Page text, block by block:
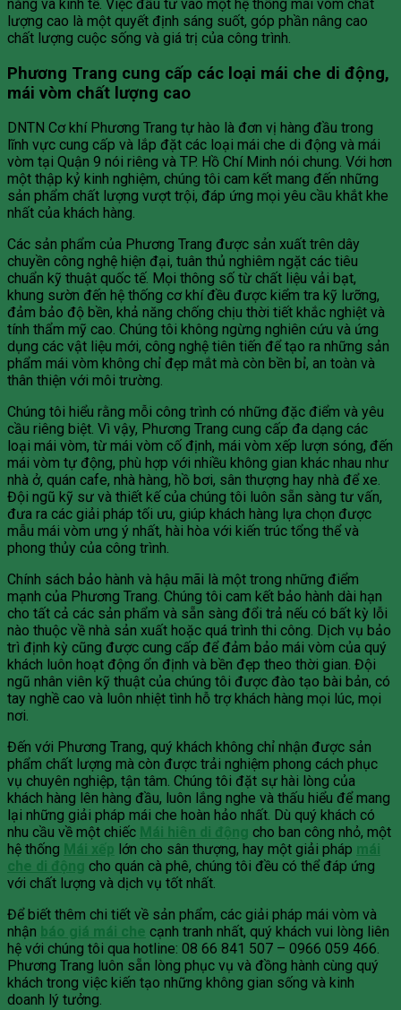
năng và kinh tế. Việc đầu tư vào một hệ thống mái vòm chất
lượng cao là một quyết định sáng suốt, góp phần nâng cao
chất lượng cuộc sống và giá trị của công trình.
Phương Trang cung cấp các loại mái che di động,
mái vòm chất lượng cao
DNTN Cơ khí Phương Trang tự hào là đơn vị hàng đầu trong
lĩnh vực cung cấp và lắp đặt các loại mái che di động và mái
vòm tại Quận 9 nói riêng và TP. Hồ Chí Minh nói chung. Với hơn
một thập kỷ kinh nghiệm, chúng tôi cam kết mang đến những
sản phẩm chất lượng vượt trội, đáp ứng mọi yêu cầu khắt khe
nhất của khách hàng.
Các sản phẩm của Phương Trang được sản xuất trên dây
chuyền công nghệ hiện đại, tuân thủ nghiêm ngặt các tiêu
chuẩn kỹ thuật quốc tế. Mọi thông số từ chất liệu vải bạt,
khung sườn đến hệ thống cơ khí đều được kiểm tra kỹ lưỡng,
đảm bảo độ bền, khả năng chống chịu thời tiết khắc nghiệt và
tính thẩm mỹ cao. Chúng tôi không ngừng nghiên cứu và ứng
dụng các vật liệu mới, công nghệ tiên tiến để tạo ra những sản
phẩm mái vòm không chỉ đẹp mắt mà còn bền bỉ, an toàn và
thân thiện với môi trường.
Chúng tôi hiểu rằng mỗi công trình có những đặc điểm và yêu
cầu riêng biệt. Vì vậy, Phương Trang cung cấp đa dạng các
loại mái vòm, từ mái vòm cố định, mái vòm xếp lượn sóng, đến
mái vòm tự động, phù hợp với nhiều không gian khác nhau như
nhà ở, quán cafe, nhà hàng, hồ bơi, sân thượng hay nhà để xe.
Đội ngũ kỹ sư và thiết kế của chúng tôi luôn sẵn sàng tư vấn,
đưa ra các giải pháp tối ưu, giúp khách hàng lựa chọn được
mẫu mái vòm ưng ý nhất, hài hòa với kiến trúc tổng thể và
phong thủy của công trình.
Chính sách bảo hành và hậu mãi là một trong những điểm
mạnh của Phương Trang. Chúng tôi cam kết bảo hành dài hạn
cho tất cả các sản phẩm và sẵn sàng đổi trả nếu có bất kỳ lỗi
nào thuộc về nhà sản xuất hoặc quá trình thi công. Dịch vụ bảo
trì định kỳ cũng được cung cấp để đảm bảo mái vòm của quý
khách luôn hoạt động ổn định và bền đẹp theo thời gian. Đội
ngũ nhân viên kỹ thuật của chúng tôi được đào tạo bài bản, có
tay nghề cao và luôn nhiệt tình hỗ trợ khách hàng mọi lúc, mọi
nơi.
Đến với Phương Trang, quý khách không chỉ nhận được sản
phẩm chất lượng mà còn được trải nghiệm phong cách phục
vụ chuyên nghiệp, tận tâm. Chúng tôi đặt sự hài lòng của
khách hàng lên hàng đầu, luôn lắng nghe và thấu hiểu để mang
lại những giải pháp mái che hoàn hảo nhất. Dù quý khách có
nhu cầu về một chiếc Mái hiên di động cho ban công nhỏ, một
hệ thống Mái xếp lớn cho sân thượng, hay một giải pháp mái
che di động cho quán cà phê, chúng tôi đều có thể đáp ứng
với chất lượng và dịch vụ tốt nhất.
Để biết thêm chi tiết về sản phẩm, các giải pháp mái vòm và
nhận báo giá mái che cạnh tranh nhất, quý khách vui lòng liên
hệ với chúng tôi qua hotline: 08 66 841 507 – 0966 059 466.
Phương Trang luôn sẵn lòng phục vụ và đồng hành cùng quý
khách trong việc kiến tạo những không gian sống và kinh
doanh lý tưởng.